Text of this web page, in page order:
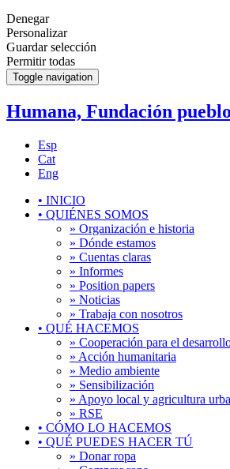
Denegar
Personalizar
Guardar selección
Permitir todas
Toggle navigation
Humana, Fundación
Esp
Cat
Eng
• INICIO
• QUIÉNES SOMOS
» Organización e historia
» Dónde estamos
» Cuentas claras
» Informes
» Position papers
» Noticias
» Trabaja con nosotros
• QUÉ HACEMOS
» Cooperación para el
» Acción humanitaria
» Medio ambiente
» Sensibilización
» Apoyo local y agricultura
» RSE
• CÓMO LO HACEMOS
• QUÉ PUEDES HACER TÚ
» Donar ropa